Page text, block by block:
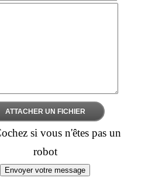
ATTACHER UN FICHIER
si vous n'êtes pas un
robot